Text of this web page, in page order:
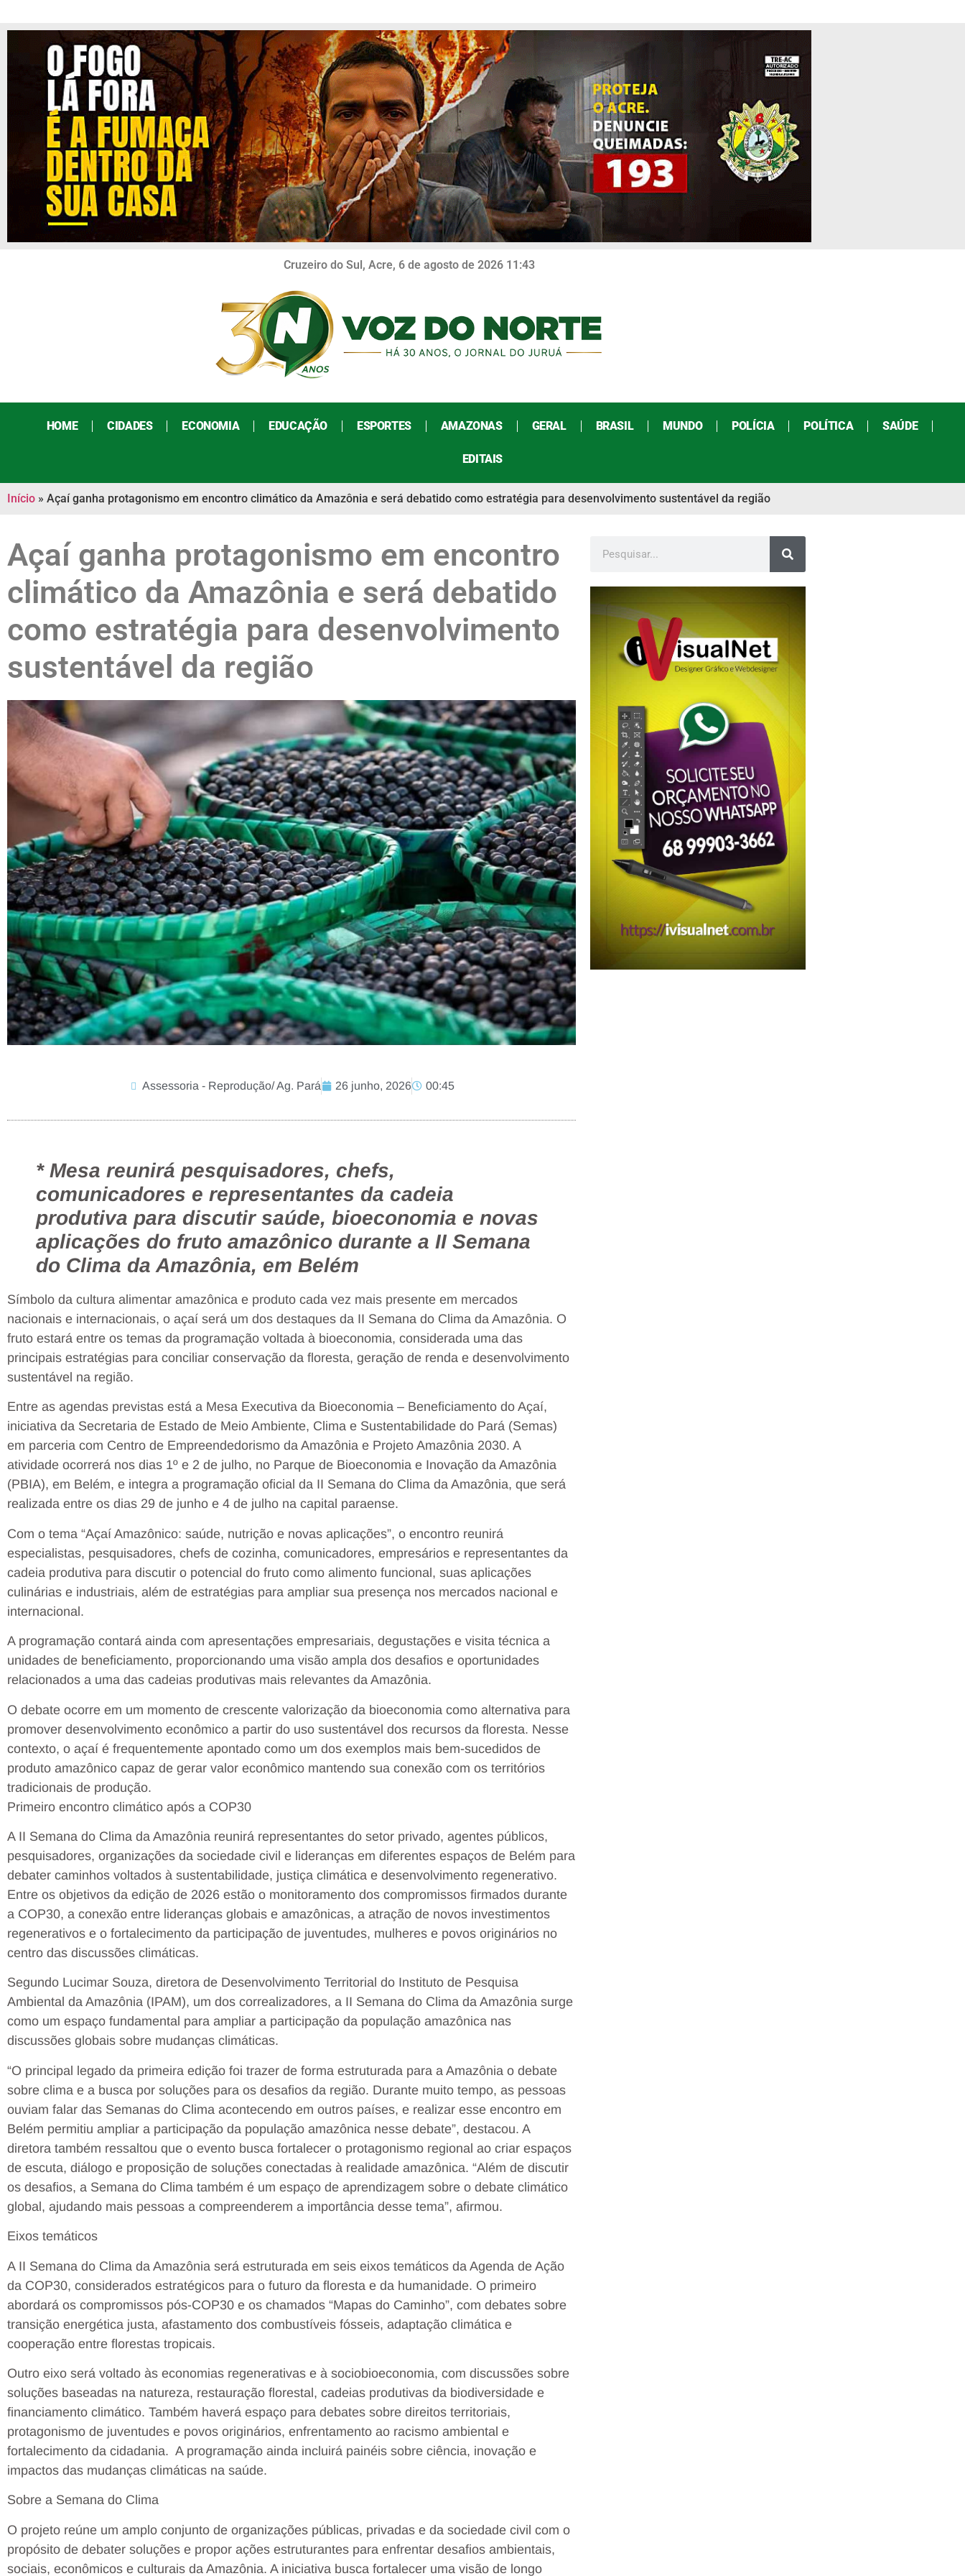
Cruzeiro do Sul, Acre, 6 de agosto de 2026 11:43
HOME CIDADES ECONOMIA EDUCAÇÃO ESPORTES AMAZONAS GERAL BRASIL MUNDO POLÍCIA POLÍTICA SAÚDE
EDITAIS
Início » Açaí ganha protagonismo em encontro climático da Amazônia e será debatido como estratégia para desenvolvimento sustentável da região
Açaí ganha protagonismo em encontro
climático da Amazônia e será debatido
como estratégia para desenvolvimento
sustentável da região
Assessoria - Reprodução/ Ag. Pará 26 junho, 2026 00:45
* Mesa reunirá pesquisadores, chefs,
comunicadores e representantes da cadeia
produtiva para discutir saúde, bioeconomia e novas
aplicações do fruto amazônico durante a II Semana
do Clima da Amazônia, em Belém
Símbolo da cultura alimentar amazônica e produto cada vez mais presente em mercados
nacionais e internacionais, o açaí será um dos destaques da II Semana do Clima da Amazônia. O
fruto estará entre os temas da programação voltada à bioeconomia, considerada uma das
principais estratégias para conciliar conservação da floresta, geração de renda e desenvolvimento
sustentável na região.
Entre as agendas previstas está a Mesa Executiva da Bioeconomia – Beneficiamento do Açaí,
iniciativa da Secretaria de Estado de Meio Ambiente, Clima e Sustentabilidade do Pará (Semas)
em parceria com Centro de Empreendedorismo da Amazônia e Projeto Amazônia 2030. A
atividade ocorrerá nos dias 1º e 2 de julho, no Parque de Bioeconomia e Inovação da Amazônia
(PBIA), em Belém, e integra a programação oficial da II Semana do Clima da Amazônia, que será
realizada entre os dias 29 de junho e 4 de julho na capital paraense.
Com o tema “Açaí Amazônico: saúde, nutrição e novas aplicações”, o encontro reunirá
especialistas, pesquisadores, chefs de cozinha, comunicadores, empresários e representantes da
cadeia produtiva para discutir o potencial do fruto como alimento funcional, suas aplicações
culinárias e industriais, além de estratégias para ampliar sua presença nos mercados nacional e
internacional.
A programação contará ainda com apresentações empresariais, degustações e visita técnica a
unidades de beneficiamento, proporcionando uma visão ampla dos desafios e oportunidades
relacionados a uma das cadeias produtivas mais relevantes da Amazônia.
O debate ocorre em um momento de crescente valorização da bioeconomia como alternativa para
promover desenvolvimento econômico a partir do uso sustentável dos recursos da floresta. Nesse
contexto, o açaí é frequentemente apontado como um dos exemplos mais bem-sucedidos de
produto amazônico capaz de gerar valor econômico mantendo sua conexão com os territórios
tradicionais de produção.
Primeiro encontro climático após a COP30
A II Semana do Clima da Amazônia reunirá representantes do setor privado, agentes públicos,
pesquisadores, organizações da sociedade civil e lideranças em diferentes espaços de Belém para
debater caminhos voltados à sustentabilidade, justiça climática e desenvolvimento regenerativo.
Entre os objetivos da edição de 2026 estão o monitoramento dos compromissos firmados durante
a COP30, a conexão entre lideranças globais e amazônicas, a atração de novos investimentos
regenerativos e o fortalecimento da participação de juventudes, mulheres e povos originários no
centro das discussões climáticas.
Segundo Lucimar Souza, diretora de Desenvolvimento Territorial do Instituto de Pesquisa
Ambiental da Amazônia (IPAM), um dos correalizadores, a II Semana do Clima da Amazônia surge
como um espaço fundamental para ampliar a participação da população amazônica nas
discussões globais sobre mudanças climáticas.
“O principal legado da primeira edição foi trazer de forma estruturada para a Amazônia o debate
sobre clima e a busca por soluções para os desafios da região. Durante muito tempo, as pessoas
ouviam falar das Semanas do Clima acontecendo em outros países, e realizar esse encontro em
Belém permitiu ampliar a participação da população amazônica nesse debate”, destacou. A
diretora também ressaltou que o evento busca fortalecer o protagonismo regional ao criar espaços
de escuta, diálogo e proposição de soluções conectadas à realidade amazônica. “Além de discutir
os desafios, a Semana do Clima também é um espaço de aprendizagem sobre o debate climático
global, ajudando mais pessoas a compreenderem a importância desse tema”, afirmou.
Eixos temáticos
A II Semana do Clima da Amazônia será estruturada em seis eixos temáticos da Agenda de Ação
da COP30, considerados estratégicos para o futuro da floresta e da humanidade. O primeiro
abordará os compromissos pós-COP30 e os chamados “Mapas do Caminho”, com debates sobre
transição energética justa, afastamento dos combustíveis fósseis, adaptação climática e
cooperação entre florestas tropicais.
Outro eixo será voltado às economias regenerativas e à sociobioeconomia, com discussões sobre
soluções baseadas na natureza, restauração florestal, cadeias produtivas da biodiversidade e
financiamento climático. Também haverá espaço para debates sobre direitos territoriais,
protagonismo de juventudes e povos originários, enfrentamento ao racismo ambiental e
fortalecimento da cidadania. A programação ainda incluirá painéis sobre ciência, inovação e
impactos das mudanças climáticas na saúde.
Sobre a Semana do Clima
O projeto reúne um amplo conjunto de organizações públicas, privadas e da sociedade civil com o
propósito de debater soluções e propor ações estruturantes para enfrentar desafios ambientais,
sociais, econômicos e culturais da Amazônia. A iniciativa busca fortalecer uma visão de longo